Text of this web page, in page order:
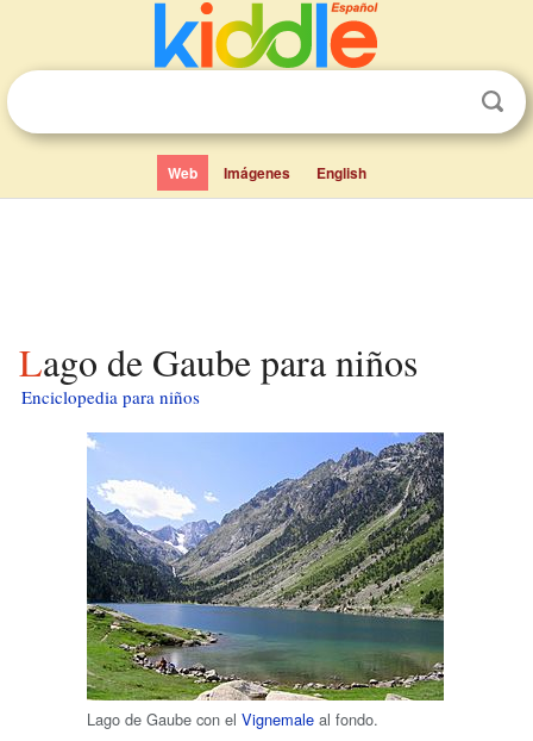
Web Imágenes English
Lago de Gaube para niños
Enciclopedia para niños
Lago de Gaube con el Vignemale al fondo.